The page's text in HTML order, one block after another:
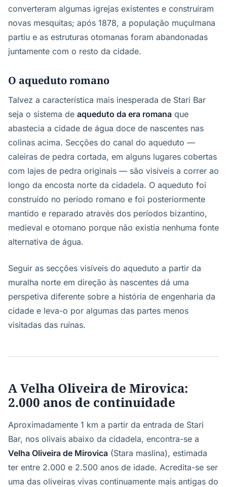
converteram algumas igrejas existentes e construíram
novas mesquitas; após 1878, a população muçulmana
partiu e as estruturas otomanas foram abandonadas
juntamente com o resto da cidade.
O aqueduto romano
Talvez a característica mais inesperada de Stari Bar
seja o sistema de aqueduto da era romana que
abastecia a cidade de água doce de nascentes nas
colinas acima. Secções do canal do aqueduto —
caleiras de pedra cortada, em alguns lugares cobertas
com lajes de pedra originais — são visíveis a correr ao
longo da encosta norte da cidadela. O aqueduto foi
construído no período romano e foi posteriormente
mantido e reparado através dos períodos bizantino,
medieval e otomano porque não existia nenhuma fonte
alternativa de água.
Seguir as secções visíveis do aqueduto a partir da
muralha norte em direção às nascentes dá uma
perspetiva diferente sobre a história de engenharia da
cidade e leva-o por algumas das partes menos
visitadas das ruínas.
A Velha Oliveira de Mirovica:
2.000 anos de continuidade
Aproximadamente 1 km a partir da entrada de Stari
Bar, nos olivais abaixo da cidadela, encontra-se a
Velha Oliveira de Mirovica (Stara maslina), estimada
ter entre 2.000 e 2.500 anos de idade. Acredita-se ser
uma das oliveiras vivas continuamente mais antigas do